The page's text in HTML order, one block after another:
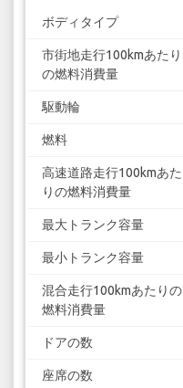
ボディタイプ
市街地走行100kmあたり
の燃料消費量
駆動輪
燃料
高速道路走行100kmあた
りの燃料消費量
最大トランク容量
最小トランク容量
混合走行100kmあたりの
燃料消費量
ドアの数
座席の数